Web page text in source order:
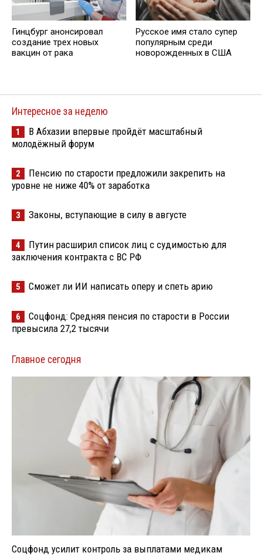
Гинцбург анонсировал
создание трех новых
вакцин от рака
Русское имя стало супер
популярным среди
новорожденных в США
Интересное за неделю
1
В Абхазии впервые пройдёт масштабный
молодёжный форум
2
Пенсию по старости предложили закрепить на
уровне не ниже 40% от заработка
3 Законы, вступающие в силу в августе
4
Путин расширил список лиц с судимостью для
заключения контракта с ВС РФ
5 Сможет ли ИИ написать оперу и спеть арию
6
Соцфонд: Средняя пенсия по старости в России
превысила 27,2 тысячи
Главное сегодня
Соцфонд усилит контроль за выплатами медикам